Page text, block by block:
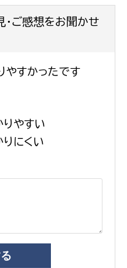
ご感想をお聞かせ
やすかったです
りやすい
りにくい